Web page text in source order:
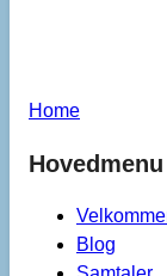
Home
Hovedmenu
Blog